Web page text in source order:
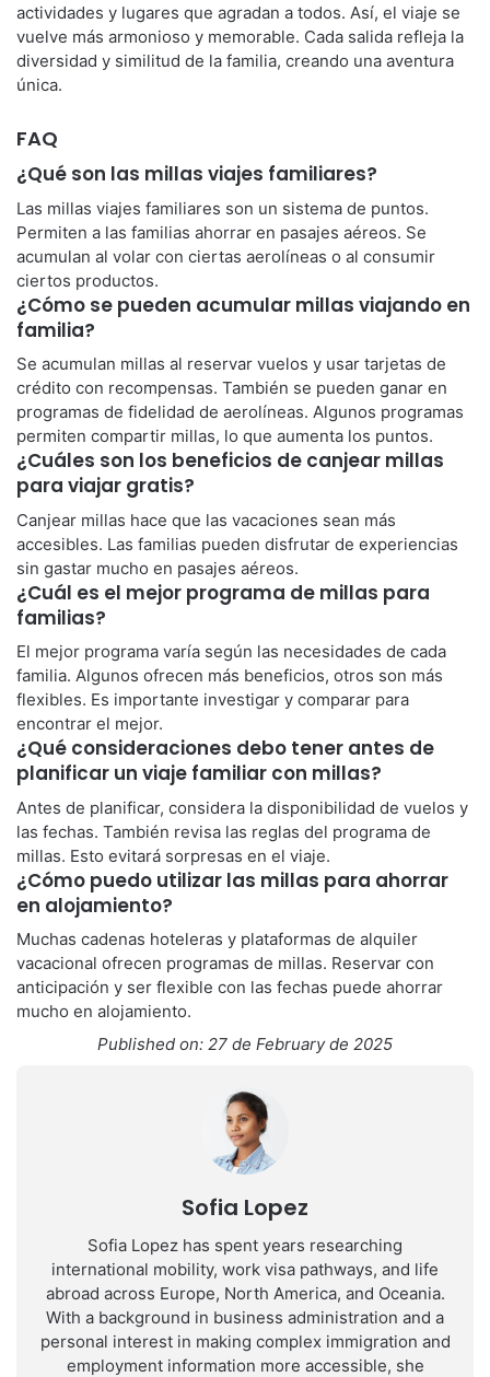
actividades y lugares que agradan a todos. Así, el viaje se
vuelve más armonioso y memorable. Cada salida refleja la
diversidad y similitud de la familia, creando una aventura
única.
FAQ
¿Qué son las millas viajes familiares?
Las millas viajes familiares son un sistema de puntos.
Permiten a las familias ahorrar en pasajes aéreos. Se
acumulan al volar con ciertas aerolíneas o al consumir
ciertos productos.
¿Cómo se pueden acumular millas viajando en
familia?
Se acumulan millas al reservar vuelos y usar tarjetas de
crédito con recompensas. También se pueden ganar en
programas de fidelidad de aerolíneas. Algunos programas
permiten compartir millas, lo que aumenta los puntos.
¿Cuáles son los beneficios de canjear millas
para viajar gratis?
Canjear millas hace que las vacaciones sean más
accesibles. Las familias pueden disfrutar de experiencias
sin gastar mucho en pasajes aéreos.
¿Cuál es el mejor programa de millas para
familias?
El mejor programa varía según las necesidades de cada
familia. Algunos ofrecen más beneficios, otros son más
flexibles. Es importante investigar y comparar para
encontrar el mejor.
¿Qué consideraciones debo tener antes de
planificar un viaje familiar con millas?
Antes de planificar, considera la disponibilidad de vuelos y
las fechas. También revisa las reglas del programa de
millas. Esto evitará sorpresas en el viaje.
¿Cómo puedo utilizar las millas para ahorrar
en alojamiento?
Muchas cadenas hoteleras y plataformas de alquiler
vacacional ofrecen programas de millas. Reservar con
anticipación y ser flexible con las fechas puede ahorrar
mucho en alojamiento.
Published on: 27 de February de 2025
Sofia Lopez
Sofia Lopez has spent years researching
international mobility, work visa pathways, and life
abroad across Europe, North America, and Oceania.
With a background in business administration and a
personal interest in making complex immigration and
employment information more accessible, she